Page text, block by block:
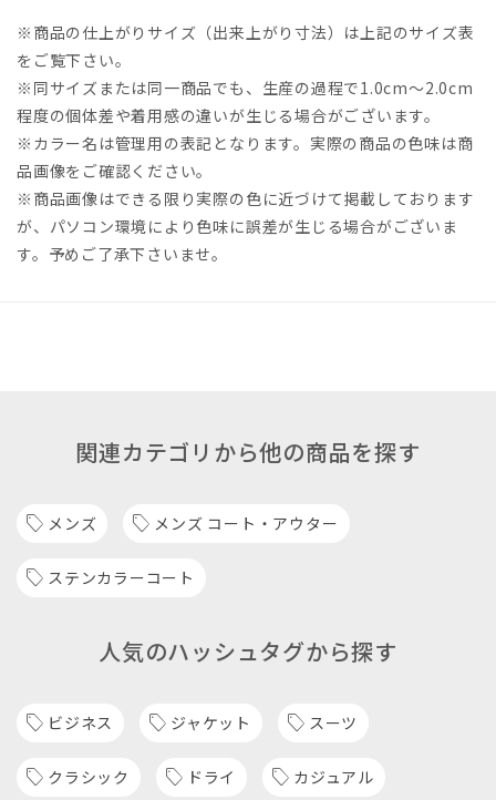
※商品の仕上がりサイズ（出来上がり寸法）は上記のサイズ表
をご覧下さい。
※同サイズまたは同一商品でも、生産の過程で1.0cm～2.0cm
程度の個体差や着用感の違いが生じる場合がございます。
※カラー名は管理用の表記となります。実際の商品の色味は商
品画像をご確認ください。
※商品画像はできる限り実際の色に近づけて掲載しております
が、パソコン環境により色味に誤差が生じる場合がございま
す。予めご了承下さいませ。
関連カテゴリから他の商品を探す
メンズ メンズ コート・アウター
ステンカラーコート
人気のハッシュタグから探す
ビジネス ジャケット スーツ
クラシック ドライ カジュアル